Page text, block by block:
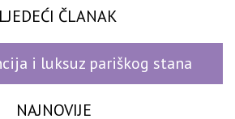
ČLANAK
i luksuz pariškog stana
NAJNOVIJE